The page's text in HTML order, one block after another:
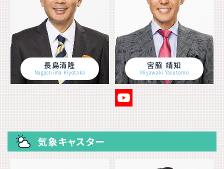
長島清隆
Nagashima Kiyotaka
宮脇 靖知
Miyawaki Yasutomo
気象キャスター